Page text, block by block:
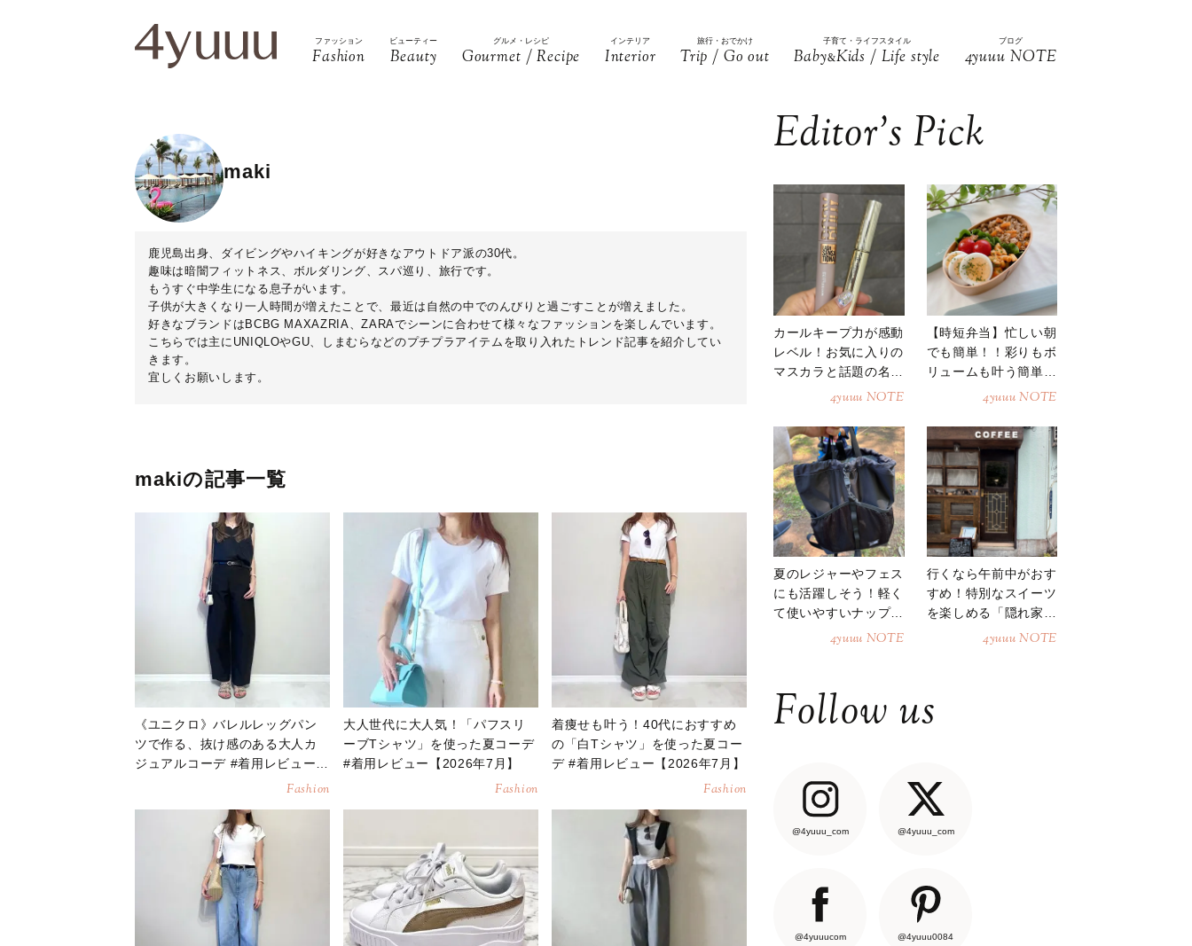
ファッション
Fashion
ビューティー
Beauty
グルメ・レシピ
Gourmet / Recipe
インテリア
Interior
旅行・おでかけ
Trip / Go out
子育て・ライフスタイル
Baby&Kids / Life style
ブログ
4yuuu NOTE
maki
鹿児島出身、ダイビングやハイキングが好きなアウトドア派の30代。
趣味は暗闇フィットネス、ボルダリング、スパ巡り、旅行です。
もうすぐ中学生になる息子がいます。
子供が大きくなり一人時間が増えたことで、最近は自然の中でのんびりと過ごすことが増えました。
好きなブランドはBCBG MAXAZRIA、ZARAでシーンに合わせて様々なファッションを楽しんでいます。
こちらでは主にUNIQLOやGU、しまむらなどのプチプラアイテムを取り入れたトレンド記事を紹介してい
きます。
宜しくお願いします。
makiの記事一覧
《ユニクロ》バレルレッグパン
ツで作る、抜け感のある大人カ
ジュアルコーデ #着用レビュー
Fashion
大人世代に大人気！「パフスリ
ーブTシャツ」を使った夏コーデ
#着用レビュー【2026年7月】
Fashion
着痩せも叶う！40代におすすめ
の「白Tシャツ」を使った夏コー
デ #着用レビュー【2026年7月】
Fashion
Editor’s Pick
カールキープ力が感動
レベル！お気に入りの
マスカラと話題の名品
4yuuu NOTE
【時短弁当】忙しい朝
でも簡単！！彩りもボ
リュームも叶う簡単そ
4yuuu NOTE
夏のレジャーやフェス
にも活躍しそう！軽く
て使いやすいナップサ
4yuuu NOTE
行くなら午前中がおす
すめ！特別なスイーツ
を楽しめる「隠れ家カ
4yuuu NOTE
Follow us
@4yuuu_com @4yuuu_com
@4yuuucom @4yuuu0084